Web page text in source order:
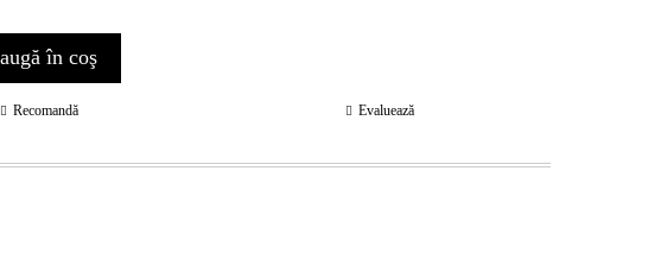
Recomandă Evaluează